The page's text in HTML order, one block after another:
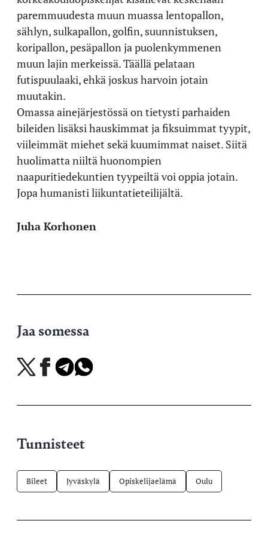
paremmuudesta muun muassa lentopallon,
sählyn, sulkapallon, golfin, suunnistuksen,
koripallon, pesäpallon ja puolenkymmenen
muun lajin merkeissä. Täällä pelataan
futispuulaaki, ehkä joskus harvoin jotain
muutakin.
Omassa ainejärjestössä on tietysti parhaiden
bileiden lisäksi hauskimmat ja fiksuimmat tyypit,
viileimmät miehet sekä kuumimmat naiset. Siitä
huolimatta niiltä huonompien
naapuritiedekuntien tyypeiltä voi oppia jotain.
Jopa humanisti liikuntatieteilijältä.
Juha Korhonen
Jaa somessa
Jaa
X-
Jaa
Facebookissa
Jaa
Telegramissa
Jaa
WhatsAppissa
Tunnisteet
Bileet Jyväskylä Opiskelijaelämä Oulu